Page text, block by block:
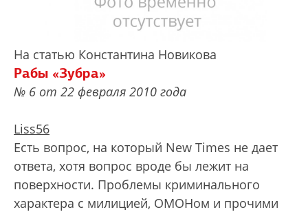
На статью Константина Новикова
Рабы «Зубра»
№ 6 от 22 февраля 2010 года
Liss56
Есть вопрос, на который New Times не дает
ответа, хотя вопрос вроде бы лежит на
поверхности. Проблемы криминального
характера с милицией, ОМОНом и прочими